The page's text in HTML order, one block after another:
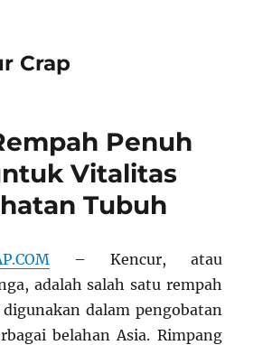
Crap
Penuh
Vitalitas
Tubuh
– Kencur, atau
adalah salah satu rempah
dalam pengobatan
belahan Asia. Rimpang